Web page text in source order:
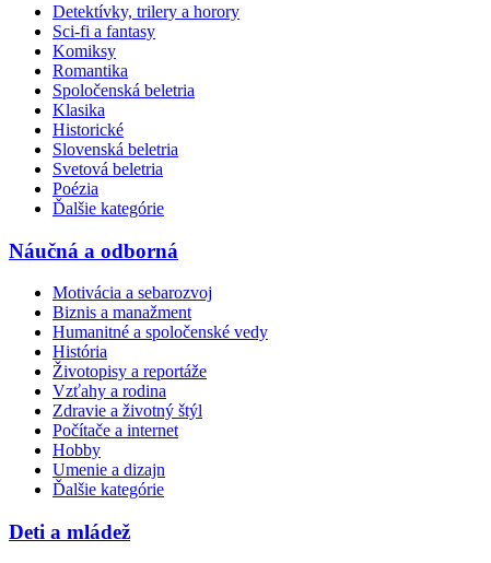
Detektívky, trilery a horory
Sci-fi a fantasy
Komiksy
Romantika
Spoločenská beletria
Klasika
Historické
Slovenská beletria
Svetová beletria
Poézia
Ďalšie kategórie
Náučná a odborná
Motivácia a sebarozvoj
Biznis a manažment
Humanitné a spoločenské vedy
História
Životopisy a reportáže
Vzťahy a rodina
Zdravie a životný štýl
Počítače a internet
Hobby
Umenie a dizajn
Ďalšie kategórie
Deti a mládež